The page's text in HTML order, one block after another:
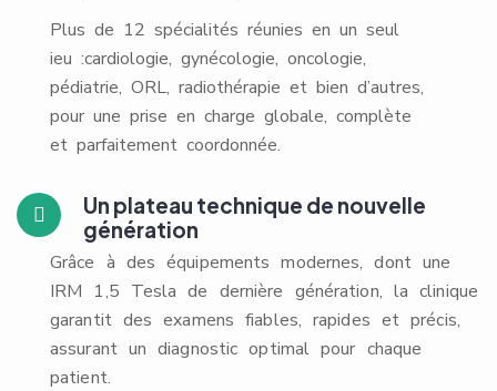
Plus de 12 spécialités réunies en un seul
ieu :cardiologie, gynécologie, oncologie,
pédiatrie, ORL, radiothérapie et bien d’autres,
pour une prise en charge globale, complète
et parfaitement coordonnée.
Un plateau technique de nouvelle
génération
Grâce à des équipements modernes, dont une
IRM 1,5 Tesla de dernière génération, la clinique
garantit des examens fiables, rapides et précis,
assurant un diagnostic optimal pour chaque
patient.